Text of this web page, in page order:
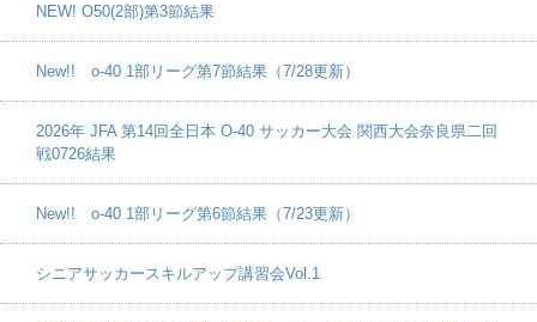
NEW! O50(2部)第3節結果
New!! o-40 1部リーグ第7節結果（7/28更新）
2026年 JFA 第14回全日本 O-40 サッカー大会 関西大会奈良県二回
戦0726結果
New!! o-40 1部リーグ第6節結果（7/23更新）
シニアサッカースキルアップ講習会Vol.1